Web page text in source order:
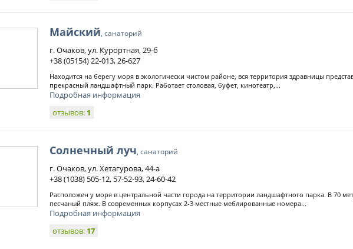
Майский, санаторий
г. Очаков, ул. Курортная, 29-б
+38 (05154) 22-013, 26-627
Находится на берегу моря в экологически чистом районе, вся территория здравницы
прекрасный ландшафтный парк. Работает столовая, буфет, кинотеатр,...
Подробная информация
отзывов: 1
Солнечный луч, санаторий
г. Очаков, ул. Хетагурова, 44-а
+38 (1038) 505-12, 57-52-93, 24-60-42
Расположен у моря в центральной части города на территории ландшафтного парка. В 70
песчаный пляж. В современных корпусах 2-3 местные меблированные номера...
Подробная информация
отзывов: 17